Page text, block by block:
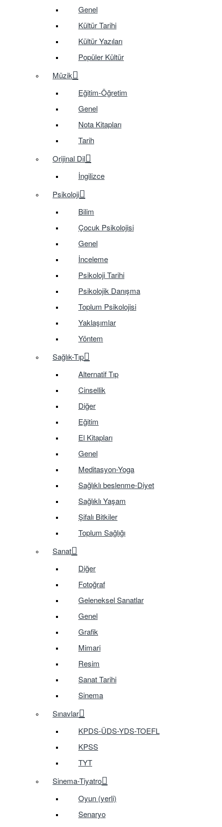
Genel
Kültür Tarihi
Kültür Yazıları
Popüler Kültür
Müzik
Eğitim-Öğretim
Genel
Nota Kitapları
Tarih
Orijinal Dil
İngilizce
Psikoloji
Bilim
Çocuk Psikolojisi
Genel
İnceleme
Psikoloji Tarihi
Psikolojik Danışma
Toplum Psikolojisi
Yaklaşımlar
Yöntem
Sağlık-Tıp
Alternatif Tıp
Cinsellik
Diğer
Eğitim
El Kitapları
Genel
Meditasyon-Yoga
Sağlıklı beslenme-Diyet
Sağlıklı Yaşam
Şifalı Bitkiler
Toplum Sağlığı
Sanat
Diğer
Fotoğraf
Geleneksel Sanatlar
Genel
Grafik
Mimari
Resim
Sanat Tarihi
Sinema
Sınavlar
KPDS-ÜDS-YDS-TOEFL
KPSS
TYT
Sinema-Tiyatro
Oyun (yerli)
Senaryo